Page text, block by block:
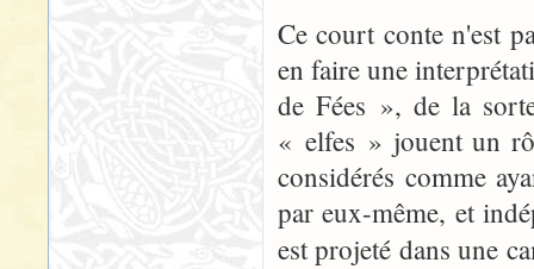
Ce court conte n'est
en faire une
de Fées », de la
« elfes » jouent un
considérés comme
par eux-même, et
est projeté dans une